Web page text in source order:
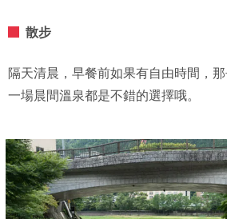
散步
隔天清晨，早餐前如果有自由時間，
一場晨間溫泉都是不錯的選擇哦。